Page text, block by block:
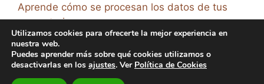
Aprende cómo se procesan los datos de tus
comentarios.
© 2026 El Paraíso de la Cerveza -
Utilizamos cookies para ofrecerte la mejor experiencia en
nuestra web.
Puedes aprender más sobre qué cookies utilizamos o
desactivarlas en los ajustes. Ver Política de Cookies